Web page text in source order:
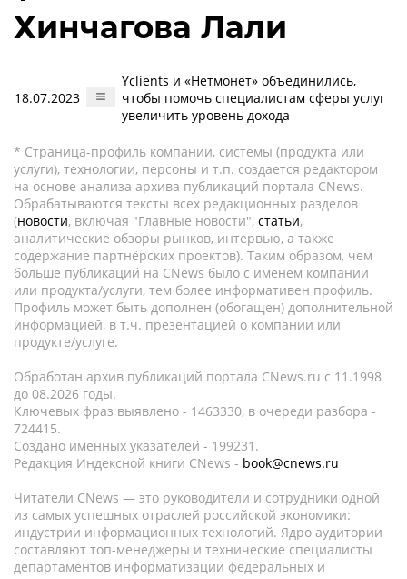
Хинчагова Лали
18.07.2023
Yclients и «Нетмонет» объединились,
чтобы помочь специалистам сферы услуг
увеличить уровень дохода
* Страница-профиль компании, системы (продукта или
услуги), технологии, персоны и т.п. создается редактором
на основе анализа архива публикаций портала CNews.
Обрабатываются тексты всех редакционных разделов
(новости, включая "Главные новости", статьи,
аналитические обзоры рынков, интервью, а также
содержание партнёрских проектов). Таким образом, чем
больше публикаций на CNews было с именем компании
или продукта/услуги, тем более информативен профиль.
Профиль может быть дополнен (обогащен) дополнительной
информацией, в т.ч. презентацией о компании или
продукте/услуге.
Обработан архив публикаций портала CNews.ru c 11.1998
до 08.2026 годы.
Ключевых фраз выявлено - 1463330, в очереди разбора -
724415.
Создано именных указателей - 199231.
Редакция Индексной книги CNews - book@cnews.ru
Читатели CNews — это руководители и сотрудники одной
из самых успешных отраслей российской экономики:
индустрии информационных технологий. Ядро аудитории
составляют топ-менеджеры и технические специалисты
департаментов информатизации федеральных и